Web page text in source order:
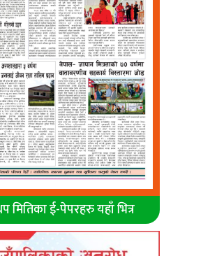
मितिका ई-पेपरहरु यहाँ भित्र